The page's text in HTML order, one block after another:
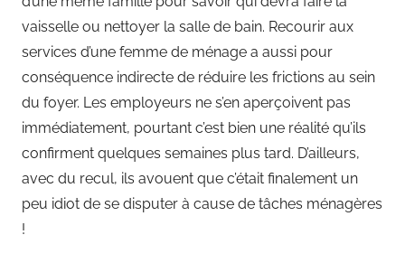
vaisselle ou nettoyer la salle de bain. Recourir aux
services d’une femme de ménage a aussi pour
conséquence indirecte de réduire les frictions au sein
du foyer. Les employeurs ne s’en aperçoivent pas
immédiatement, pourtant c’est bien une réalité qu’ils
confirment quelques semaines plus tard. D’ailleurs,
avec du recul, ils avouent que c’était finalement un
peu idiot de se disputer à cause de tâches ménagères
!